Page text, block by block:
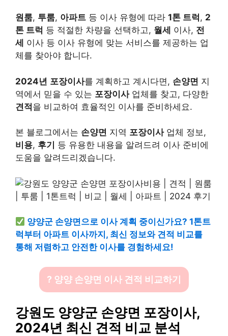
원룸, 투룸, 아파트 등 이사 유형에 따라 1톤 트럭 , 2
톤 트럭 등 적절한 차량을 선택하고, 월세 이사, 전
세 이사 등 이사 유형에 맞는 서비스를 제공하는 업
체를 찾아야 합니다.
2024년 포장이사를 계획하고 계시다면, 손양면 지
역에서 믿을 수 있는 포장이사업체를 찾고, 다양한
견적을 비교하여 효율적인 이사를 준비하세요.
본 블로그에서는 손양면 지역 포장이사업체 정보,
비용, 후기
등 유용한 내용을 알려드려 이사 준비에
도움을 알려드리겠습니다.
양양군 손양면으로 이사 계획 중이신가요? 1톤트
럭부터 아파트 이사까지, 최신 정보와 견적 비교를
통해 저렴하고 안전한 이사를 경험하세요!
? 양양 손양면 이사 견적 비교하기
강원도 양양군 손양면 포장이사,
2024년 최신 견적 비교 분석